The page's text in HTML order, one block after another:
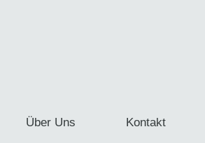
Über Uns Kontakt